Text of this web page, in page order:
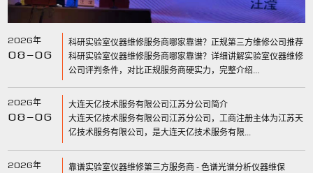
2026年
08-06
科研实验室仪器维修服务商哪家靠谱？正规第三方维修公司推荐
科研实验室仪器维修服务商哪家靠谱？详细讲解实验室仪器维修
公司评判条件，对比正规服务商硬实力，完整介绍...
2026年
08-06
大连天亿技术服务有限公司江苏分公司简介
大连天亿技术服务有限公司江苏分公司，工商注册主体为江苏天
亿技术服务有限公司，是大连天亿技术服务有限...
2026年
靠谱实验室仪器维修第三方服务商 - 色谱光谱分析仪器维保